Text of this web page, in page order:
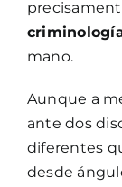
mano.
Aunque a
ante dos
diferentes
desde